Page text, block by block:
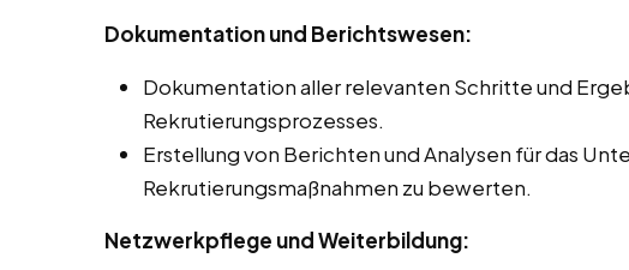
Dokumentation und Berichtswesen:
Dokumentation aller relevanten Schritte und
Rekrutierungsprozesses.
Erstellung von Berichten und Analysen für das
Rekrutierungsmaßnahmen zu bewerten.
Netzwerkpflege und Weiterbildung: